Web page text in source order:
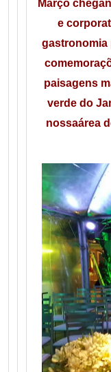
Março
e
gastronomia
paisagens
verde do
nossaárea